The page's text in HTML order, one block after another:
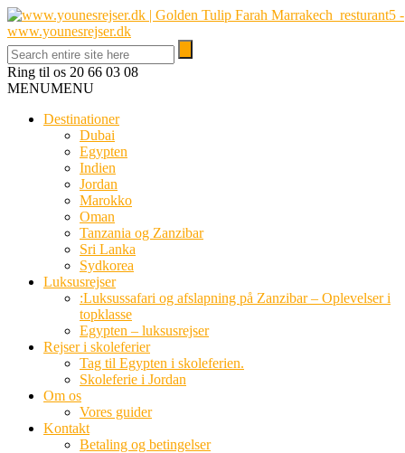
Ring til os 20 66 03 08
MENUMENU
Destinationer
Dubai
Egypten
Indien
Jordan
Marokko
Oman
Tanzania og Zanzibar
Sri Lanka
Sydkorea
Luksusrejser
:Luksussafari og afslapning på Zanzibar – Oplevelser i
topklasse
Egypten – luksusrejser
Rejser i skoleferier
Tag til Egypten i skoleferien.
Skoleferie i Jordan
Om os
Vores guider
Kontakt
Betaling og betingelser